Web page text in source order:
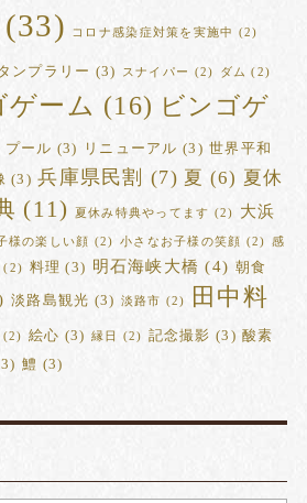
(33) コロナ感染症対策を実施中 (2)
ンプラリー (3) スナイパー (2) ダム (2)
ゲーム (16) ビンゴゲ
プール (3) リニューアル (3) 世界平和
(3) 兵庫県民割 (7) 夏 (6) 夏休
(11) 夏休み特典やってます (2)
大浜
様の楽しい顔 (2) 小さなお子様の笑顔 (2) 感
(2) 料理 (3) 明石海峡大橋 (4) 朝食
淡路島観光 (3) 淡路市 (2)
田中料
(2) 絵心 (3) 縁日 (2) 記念撮影 (3) 酸素
鱧 (3)